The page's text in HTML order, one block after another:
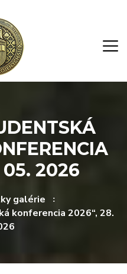
2026
galérie
konferencia 2026“, 28.